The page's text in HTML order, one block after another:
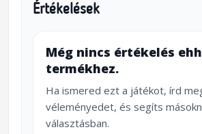
Értékelések
Még nincs értékelés
termékhez.
Ha ismered ezt a játékot, írd
véleményedet, és segíts
választásban.